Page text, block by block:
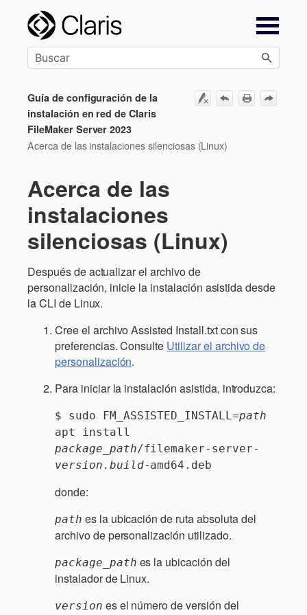
Saltar a contenido principal
Guía de configuración de la
instalación en red de Claris
FileMaker Server 2023
Acerca de las instalaciones silenciosas (Linux)
Acerca de las
instalaciones
silenciosas (Linux)
Después de actualizar el archivo de
personalización, inicie la instalación asistida desde
la CLI de Linux.
Cree el archivo Assisted Install.txt con sus
preferencias. Consulte Utilizar el archivo de
personalización.
Para iniciar la instalación asistida, introduzca:
$ sudo FM_ASSISTED_INSTALL=path
package_path/filemaker-server-
version.build-amd64.deb
donde:
path es la ubicación de ruta absoluta del
archivo de personalización utilizado.
package_path es la ubicación del
instalador de Linux.
version es el número de versión del